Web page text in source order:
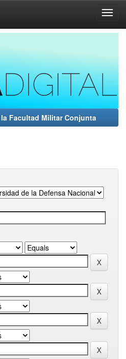
Facultad Militar Conjunta